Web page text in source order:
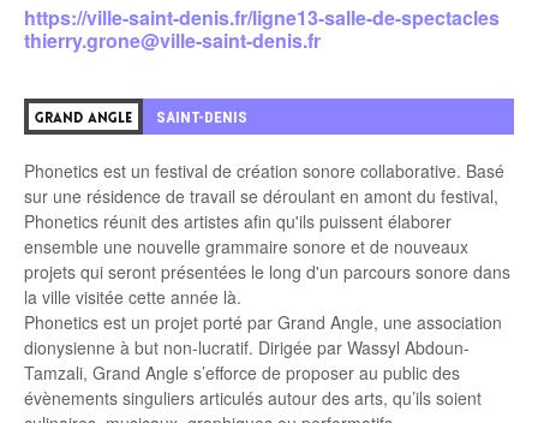
https://ville-saint-denis.fr/ligne13-salle-de-spectacles
thierry.grone@ville-saint-denis.fr
GRAND ANGLE SAINT-DENIS
Phonetics est un festival de création sonore collaborative. Basé
sur une résidence de travail se déroulant en amont du festival,
Phonetics réunit des artistes afin qu'ils puissent élaborer
ensemble une nouvelle grammaire sonore et de nouveaux
projets qui seront présentées le long d'un parcours sonore dans
la ville visitée cette année là.
Phonetics est un projet porté par Grand Angle, une association
dionysienne à but non-lucratif. Dirigée par Wassyl Abdoun-
Tamzali, Grand Angle s’efforce de proposer au public des
évènements singuliers articulés autour des arts, qu’ils soient